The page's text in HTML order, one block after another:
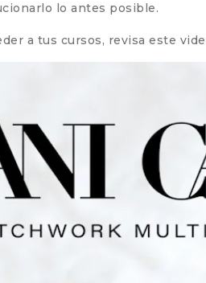
lo antes posible.
a tus cursos, revisa este